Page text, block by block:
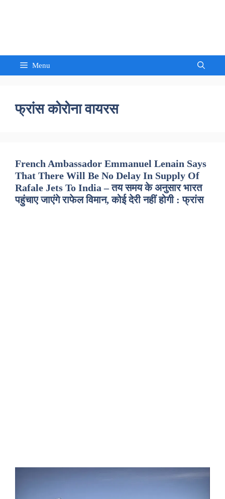
Menu
फ्रांस कोरोना वायरस
French Ambassador Emmanuel Lenain Says
That There Will Be No Delay In Supply Of
Rafale Jets To India – तय समय के अनुसार भारत
पहुंचाए जाएंगे राफेल विमान, कोई देरी नहीं होगी : फ्रांस